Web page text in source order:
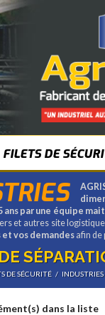
FILETS DE
ans par une équipe
et autres site
et vos demandesafin de
DE SÉCURITÉ / INDUSTRIES
dans la liste